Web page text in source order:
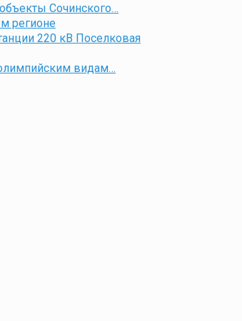
Сочинского…
регионе
220 кВ Поселковая
видам…